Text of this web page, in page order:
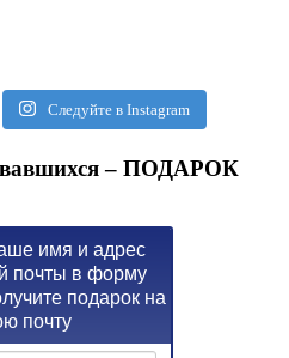
Следуйте в Instagram
– ПОДАРОК
имя и адрес
почты в форму
подарок на
почту